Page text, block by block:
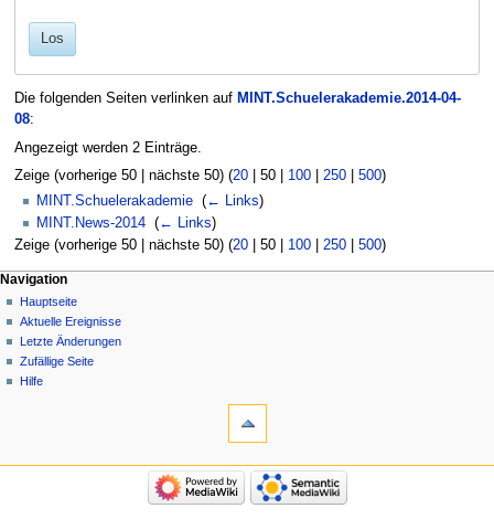
Los
Die folgenden Seiten verlinken auf MINT.Schuelerakademie.2014-04-
08:
Angezeigt werden 2 Einträge.
Zeige (vorherige 50| nächste 50) (20| 50| 100| 250| 500)
MINT.Schuelerakademie (← Links)
MINT.News-2014 (← Links)
Zeige (vorherige 50| nächste 50) (20| 50| 100| 250| 500)
Navigation
Hauptseite
Aktuelle Ereignisse
Letzte Änderungen
Zufällige Seite
Hilfe